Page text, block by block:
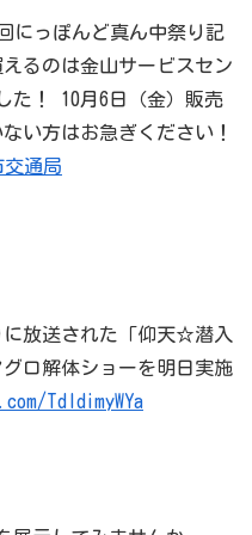
にっぽんど真ん中祭り記
るのは金山サービスセン
た！ 10月6日（金）販売
い方はお急ぎください！
交通局
放送された「仰天☆潜入
ロ解体ショーを明日実施
TdIdimyWYa